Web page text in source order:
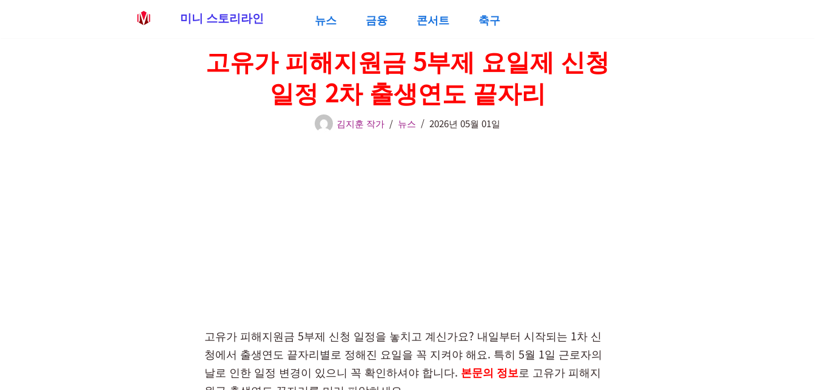
미니 스토리라인 뉴스 금융 콘서트 축구
고유가 피해지원금 5부제 요일제 신청
일정 2차 출생연도 끝자리
김지훈 작가 뉴스 2026년 05월 01일
고유가 피해지원금 5부제 신청 일정을 놓치고 계신가요? 내일부터 시작되는 1차 신
청에서 출생연도 끝자리별로 정해진 요일을 꼭 지켜야 해요. 특히 5월 1일 근로자의
날로 인한 일정 변경이 있으니 꼭 확인하셔야 합니다. 본문의 정보로 고유가 피해지